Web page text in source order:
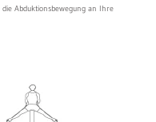
Abduktionsbewegung an Ihre